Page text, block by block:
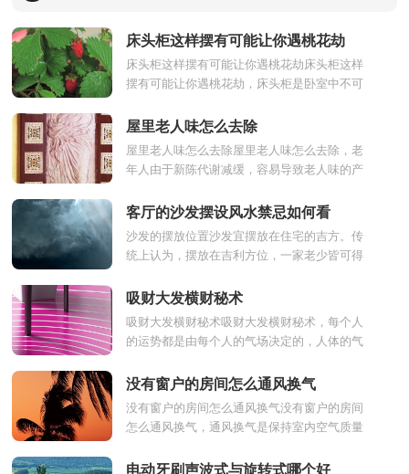
床头柜这样摆有可能让你遇桃花劫
床头柜这样摆有可能让你遇桃花劫床头柜这样
摆有可能让你遇桃花劫，床头柜是卧室中不可
关。不仅给我们...
屋里老人味怎么去除
屋里老人味怎么去除屋里老人味怎么去除，老
年人由于新陈代谢减缓，容易导致老人味的产
时也要注意老人家的...
客厅的沙发摆设风水禁忌如何看
沙发的摆放位置沙发宜摆放在住宅的吉方。传
统上认为，摆放在吉利方位，一家老少皆可得
其害，不得安宁。沙发...
吸财大发横财秘术
吸财大发横财秘术吸财大发横财秘术，每个人
的运势都是由每个人的气场决定的，人体的气
知道一个好的风水...
没有窗户的房间怎么通风换气
没有窗户的房间怎么通风换气没有窗户的房间
怎么通风换气，通风换气是保持室内空气质量
但有些特殊情况房...
电动牙刷声波式与旋转式哪个好